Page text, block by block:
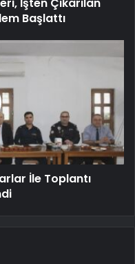
Başlattı
İle Toplantı